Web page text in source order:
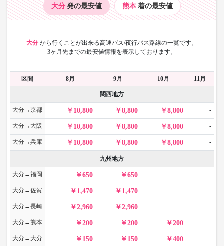
大分 発の最安値 熊本 着の最安値
大分 から行くことが出来る高速バス/夜行バス路線の一覧です。
3ヶ月先までの最安値情報を表示しております。
区間 8月 9月 10月 11月
関西地方
大分→京都 10,800 8,800 8,800 -
大分→大阪 10,800 8,800 8,800 -
大分→兵庫 10,800 8,800 8,800 -
九州地方
大分→福岡 650 650 - -
大分→佐賀 1,470 1,470 - -
大分→長崎 2,960 2,960 - -
大分→熊本 200 200 200 -
大分→大分 150 150 400 -